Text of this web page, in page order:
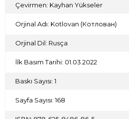
Çevirmen: Kayhan Yükseler
Orjinal Adı: Kotlovan (Котлован)
Orjinal Dil: Rusça
İlk Basım Tarihi: 01.03.2022
Baskı Sayısı: 1
Sayfa Sayısı: 168